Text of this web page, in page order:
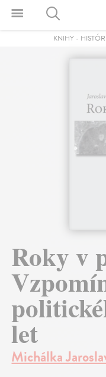
KNIHY -
Roky v
let
Michálka